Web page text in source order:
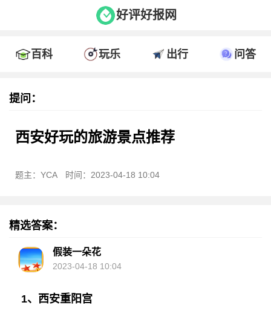
好评好报网
百科 玩乐 出行 问答
提问：
西安好玩的旅游景点推荐
题主：YCA 时间：2023-04-18 10:04
精选答案：
假装一朵花
2023-04-18 10:04
1、西安重阳宫